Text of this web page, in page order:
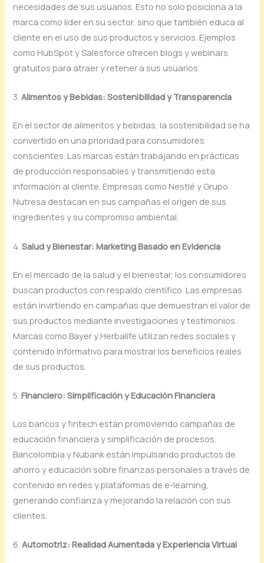
necesidades de sus usuarios. Esto no solo posiciona a la
marca como líder en su sector, sino que también educa al
cliente en el uso de sus productos y servicios. Ejemplos
como HubSpot y Salesforce ofrecen blogs y webinars
gratuitos para atraer y retener a sus usuarios.
3.Alimentos y Bebidas: Sostenibilidad y Transparencia
En el sector de alimentos y bebidas, la sostenibilidad se ha
convertido en una prioridad para consumidores
conscientes. Las marcas están trabajando en prácticas
de producción responsables y transmitiendo esta
información al cliente. Empresas como Nestlé y Grupo
Nutresa destacan en sus campañas el origen de sus
ingredientes y su compromiso ambiental.
4.Salud y Bienestar: Marketing Basado en Evidencia
En el mercado de la salud y el bienestar, los consumidores
buscan productos con respaldo científico. Las empresas
están invirtiendo en campañas que demuestran el valor de
sus productos mediante investigaciones y testimonios.
Marcas como Bayer y Herbalife utilizan redes sociales y
contenido informativo para mostrar los beneficios reales
de sus productos.
5.Financiero: Simplificación y Educación Financiera
Los bancos y fintech están promoviendo campañas de
educación financiera y simplificación de procesos.
Bancolombia y Nubank están impulsando productos de
ahorro y educación sobre finanzas personales a través de
contenido en redes y plataformas de e-learning,
generando confianza y mejorando la relación con sus
clientes.
6.Automotriz: Realidad Aumentada y Experiencia Virtual